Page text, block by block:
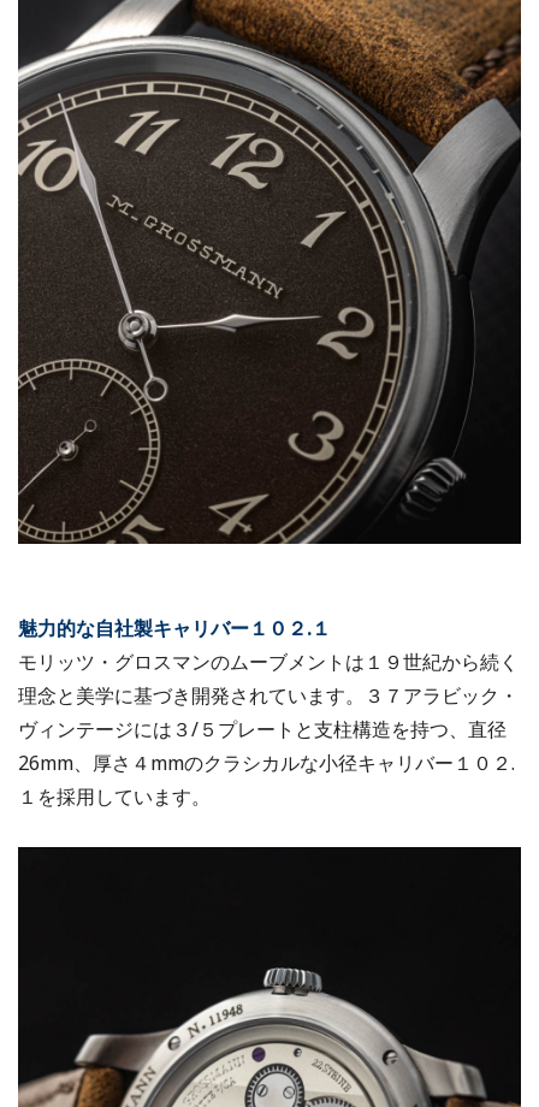
魅力的な自社製キャリバー１０２.１
モリッツ・グロスマンのムーブメントは１９世紀から続く
理念と美学に基づき開発されています。３７アラビック・
ヴィンテージには３/５プレートと支柱構造を持つ、直径
26mm、厚さ４mmのクラシカルな小径キャリバー１０２.
１を採用しています。